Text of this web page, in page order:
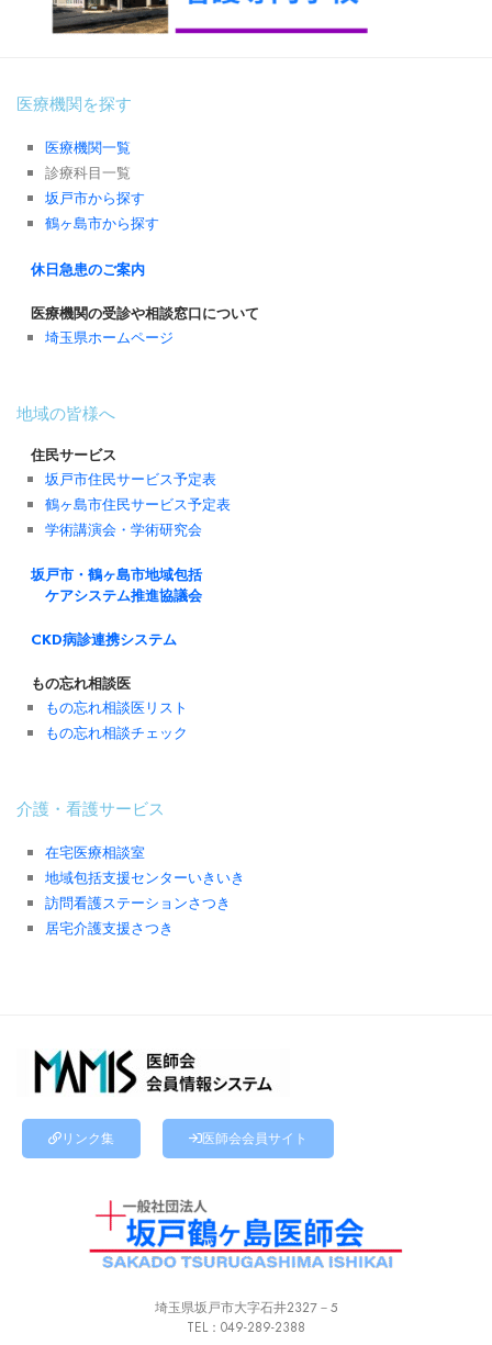
医療機関を探す
医療機関一覧
診療科目一覧
坂戸市から探す
鶴ヶ島市から探す
休日急患のご案内
医療機関の受診や相談窓口について
埼玉県ホームページ
地域の皆様へ
住民サービス
坂戸市住民サービス予定表
鶴ヶ島市住民サービス予定表
学術講演会・学術研究会
坂戸市・鶴ヶ島市地域包括
ケアシステム推進協議会
CKD病診連携システム
もの忘れ相談医
もの忘れ相談医リスト
もの忘れ相談チェック
介護・看護サービス
在宅医療相談室
地域包括支援センターいきいき
訪問看護ステーションさつき
居宅介護支援さつき
リンク集 医師会会員サイト
埼玉県坂戸市大字石井２３２７－５
TEL： 049-289-2388